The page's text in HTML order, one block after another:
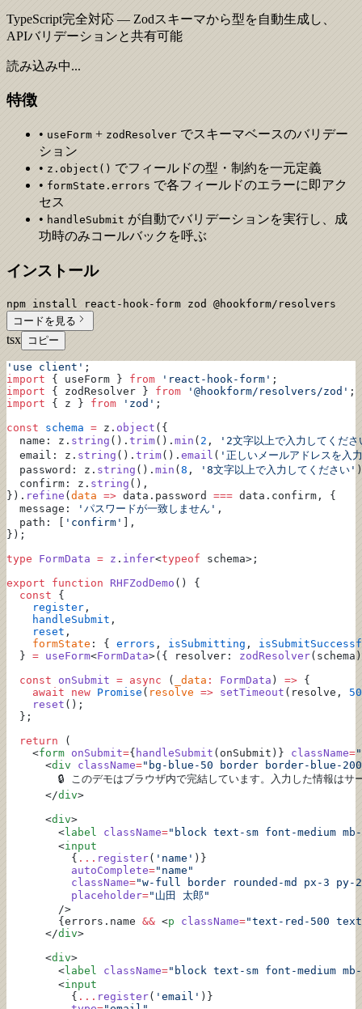
TypeScript完全対応 — Zodスキーマから型を自動生成し、
APIバリデーションと共有可能
読み込み中...
特徴
• useForm + zodResolver でスキーマベースのバリデー
ション
• z.object() でフィールドの型・制約を一元定義
• formState.errors で各フィールドのエラーに即アク
セス
• handleSubmit が自動でバリデーションを実行し、成
功時のみコールバックを呼ぶ
インストール
npm install react-hook-form zod @hookform/resolvers
コードを見る
tsx コピー
'use client' ;
import { useForm } from 'react-hook-form' ;
import { zodResolver } from '@hookform/resolvers/zod' ;
import { z } from 'zod' ;
const schema = z. object ({
  name: z.
string (). trim(). min ( 2 ,
'2文字以上で入力してくだ
  email: z.
string (). trim(). email ( '正しいメールアドレスを入
  password: z.
string (). min ( 8 , '8文字以上で入力してください'
  confirm: z.
string (),
}). refine ( data => data.password === data.confirm, {
  message:
'パスワードが一致しません' ,
  path: [
'confirm'
],
});
type FormData = z . infer<typeof schema>;
export function RHFZodDemo () {
  const
{
    register
,
    handleSubmit
,
    reset
,
    formState
: { errors , isSubmitting ,
  }
= useForm<FormData>({ resolver: zodResolver
  const
onSubmit = async ( _data : FormData ) => {
    await
new Promise ( resolve => setTimeout (resolve,
    reset
();
  };
  return
(
    <
form onSubmit={ handleSubmit (onSubmit)} className=
      <
div className="bg-blue-50 border border-blue-
🔒 このデモはブラウザ内で完結しています。入力した情報はサ
      </
div>
      <
div>
        <
label className="block text-sm font-medium
        <
input
          {
... register( 'name' )}
          autoComplete
="name"
          className
="w-full border rounded-md px-3
          placeholder
="山田 太郎"
        />
        {errors.name
&& <p className="text-red-500
      </
div>
      <
div>
        <
label className="block text-sm font-medium
        <
input
          {
... register( 'email' )}